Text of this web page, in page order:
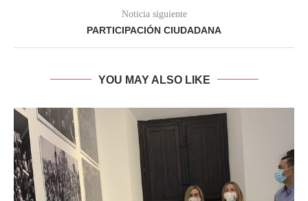
Noticia siguiente
PARTICIPACIÓN CIUDADANA
YOU MAY ALSO LIKE